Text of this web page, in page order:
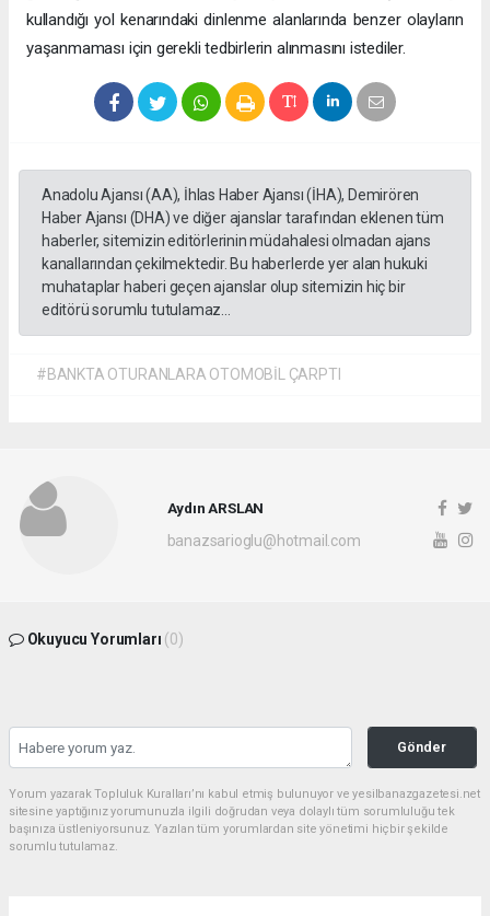
kullandığı yol kenarındaki dinlenme alanlarında benzer olayların
yaşanmaması için gerekli tedbirlerin alınmasını istediler.
Anadolu Ajansı (AA), İhlas Haber Ajansı (İHA), Demirören
Haber Ajansı (DHA) ve diğer ajanslar tarafından eklenen tüm
haberler, sitemizin editörlerinin müdahalesi olmadan ajans
kanallarından çekilmektedir. Bu haberlerde yer alan hukuki
muhataplar haberi geçen ajanslar olup sitemizin hiç bir
editörü sorumlu tutulamaz...
#BANKTA OTURANLARA OTOMOBİL ÇARPTI
Aydın ARSLAN
banazsarioglu@hotmail.com
Okuyucu Yorumları (0)
Gönder
Yorum yazarak Topluluk Kuralları’nı kabul etmiş bulunuyor ve yesilbanazgazetesi.net
sitesine yaptığınız yorumunuzla ilgili doğrudan veya dolaylı tüm sorumluluğu tek
başınıza üstleniyorsunuz. Yazılan tüm yorumlardan site yönetimi hiçbir şekilde
sorumlu tutulamaz.